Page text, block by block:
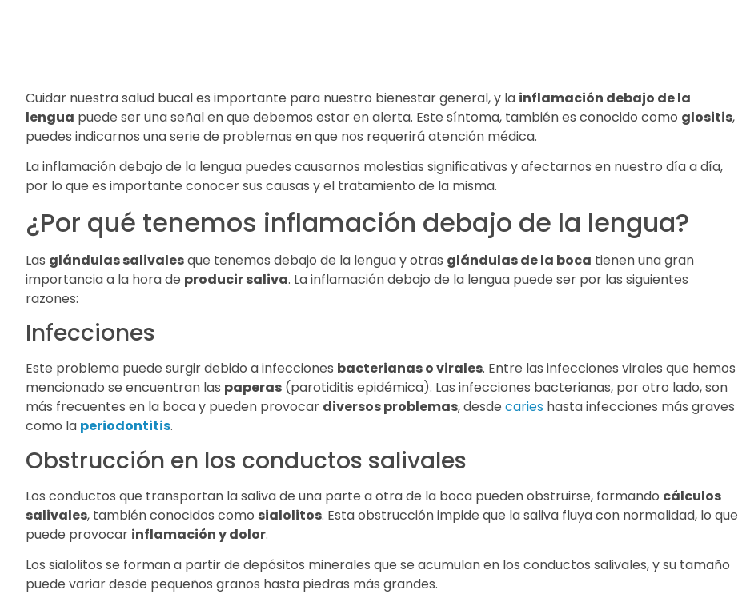
Cuidar nuestra salud bucal es importante para nuestro bienestar general, y la inflamación debajo de la
lengua puede ser una señal en que debemos estar en alerta. Este síntoma, también es conocido como glositis,
puedes indicarnos una serie de problemas en que nos requerirá atención médica.
La inflamación debajo de la lengua puedes causarnos molestias significativas y afectarnos en nuestro día a día,
por lo que es importante conocer sus causas y el tratamiento de la misma.
¿Por qué tenemos inflamación debajo de la lengua?
Las glándulas salivalesque tenemos debajo de la lengua y otras glándulas de la boca tienen una gran
importancia a la hora de producir saliva. La inflamación debajo de la lengua puede ser por las siguientes
razones:
Infecciones
Este problema puede surgir debido a infecciones bacterianas o virales. Entre las infecciones virales que hemos
mencionado se encuentran las paperas (parotiditis epidémica). Las infecciones bacterianas, por otro lado, son
más frecuentes en la boca y pueden provocar diversos problemas, desde caries hasta infecciones más graves
como la periodontitis.
Obstrucción en los conductos salivales
Los conductos que transportan la saliva de una parte a otra de la boca pueden obstruirse, formando cálculos
salivales, también conocidos como sialolitos. Esta obstrucción impide que la saliva fluya con normalidad, lo que
puede provocar inflamación y dolor.
Los sialolitos se forman a partir de depósitos minerales que se acumulan en los conductos salivales, y su tamaño
puede variar desde pequeños granos hasta piedras más grandes.